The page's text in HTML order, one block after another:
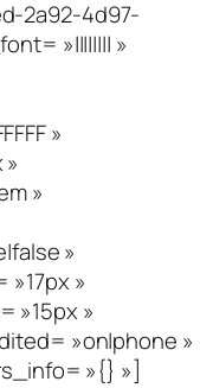
2a92-4d97-
»|||||||| »
»
»
»
»
»15px »
»on|phone »
»{} »]